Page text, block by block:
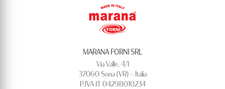
MARANA FORNI SRL
Via Valle, 4/1
37060 Sona (VR) – Italia
P.IVA IT 04298010234